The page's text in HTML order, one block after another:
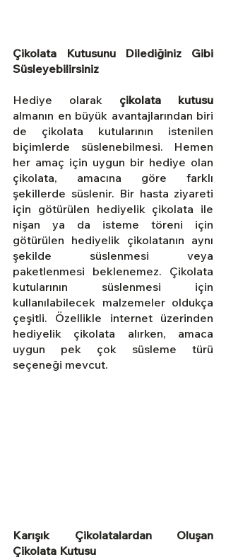
Çikolata Kutusunu Dilediğiniz Gibi
Süsleyebilirsiniz
Hediye olarak çikolata kutusu
almanın en büyük avantajlarından biri
de çikolata kutularının istenilen
biçimlerde süslenebilmesi. Hemen
her amaç için uygun bir hediye olan
çikolata, amacına göre farklı
şekillerde süslenir. Bir hasta ziyareti
için götürülen hediyelik çikolata ile
nişan ya da isteme töreni için
götürülen hediyelik çikolatanın aynı
şekilde süslenmesi veya
paketlenmesi beklenemez. Çikolata
kutularının süslenmesi için
kullanılabilecek malzemeler oldukça
çeşitli. Özellikle internet üzerinden
hediyelik çikolata alırken, amaca
uygun pek çok süsleme türü
seçeneği mevcut.
Karışık Çikolatalardan Oluşan
Çikolata Kutusu